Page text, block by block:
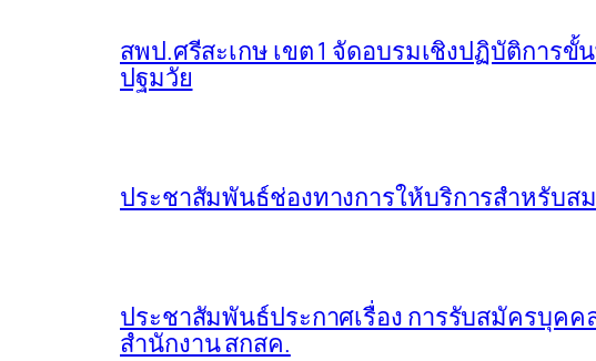
สพป.ศรีสะเกษ เขต 1 จัดอบรมเชิงปฏิบัติการ
ปฐมวัย
ประชาสัมพันธ์ช่องทางการให้บริการสำหรับส
ประชาสัมพันธ์ประกาศเรื่อง การรับสมัครบุค
สำนักงาน สกสค.